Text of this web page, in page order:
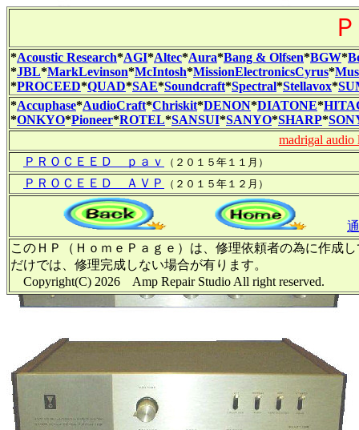
*Acoustic Research*AGI*Altec*Aura*Bang & Olfsen*BGW*
*JBL*MarkLevinson*McIntosh*MissionElectronicsCyrus*
*PROCEED*QUAD*SAE*Soundcraft*Spectral*Stellavox*
*Accuphase*AudioCraft*Chriskit*DENON*DIATONE*
*ONKYO*Pioneer*ROTEL*SANSUI*SANYO*SHARP*
madrigal audio
ＰＲＯＣＥＥＤ ｐａｖ
（２０１５年１１月）
ＰＲＯＣＥＥＤ ＡＶＰ （２０１５年１２月）
このＨＰ（ＨｏｍｅＰａｇｅ）は、修理依頼者の為に作
だけでは、修理完成しない場合が有ります。
Copyright(C) 2026 Amp Repair Studio All right